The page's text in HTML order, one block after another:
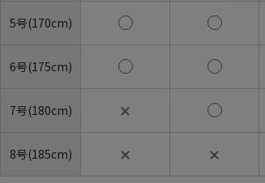
5号(170cm)
6号(175cm)
7号(180cm) ✕
8号(185cm) ✕ ✕